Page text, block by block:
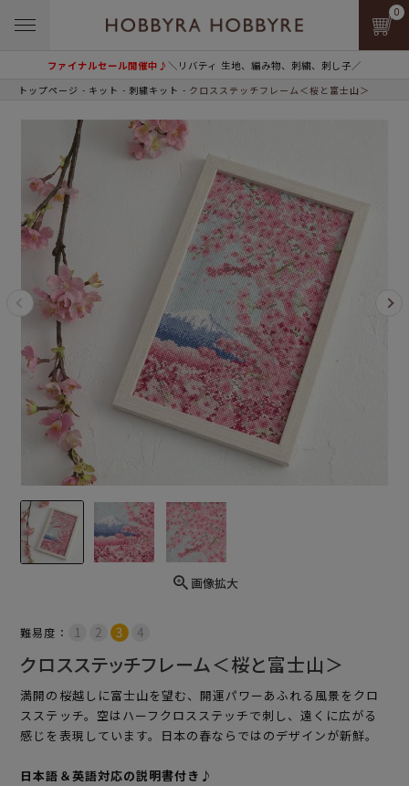
ファイナルセール開催中♪＼リバティ 生地、編み物、刺繍、刺し子／
0
トップページ キット 刺繍キット クロスステッチフレーム＜桜と富士山＞
画像拡大
難易度：
クロスステッチフレーム＜桜と富士山＞
満開の桜越しに富士山を望む、開運パワーあふれる風景をクロ
スステッチ。空はハーフクロスステッチで刺し、遠くに広がる
感じを表現しています。日本の春ならではのデザインが新鮮。
日本語＆英語対応の説明書付き♪